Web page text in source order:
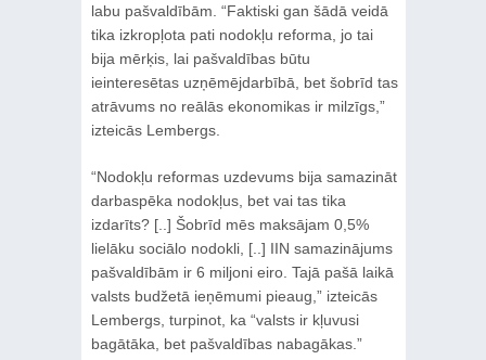
labu pašvaldībām. “Faktiski gan šādā veidā
tika izkropļota pati nodokļu reforma, jo tai
bija mērķis, lai pašvaldības būtu
ieinteresētas uzņēmējdarbībā, bet šobrīd tas
atrāvums no reālās ekonomikas ir milzīgs,”
izteicās Lembergs.
“Nodokļu reformas uzdevums bija samazināt
darbaspēka nodokļus, bet vai tas tika
izdarīts? [..] Šobrīd mēs maksājam 0,5%
lielāku sociālo nodokli, [..] IIN samazinājums
pašvaldībām ir 6 miljoni eiro. Tajā pašā laikā
valsts budžetā ieņēmumi pieaug,” izteicās
Lembergs, turpinot, ka “valsts ir kļuvusi
bagātāka, bet pašvaldības nabagākas.”